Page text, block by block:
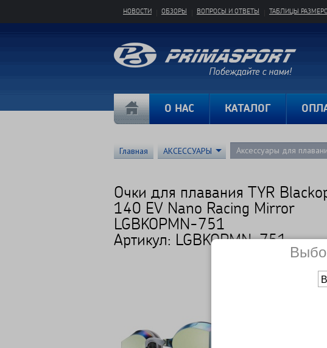
НОВОСТИ ОБЗОРЫ ВОПРОСЫ И ОТВЕТЫ ТАБЛИЦЫ
О НАС КАТАЛОГ
Главная АКСЕССУАРЫ Аксессуары для
Очки для плавания TYR
140 EV Nano Racing Mirror
LGBKOPMN-751
Артикул: LGBKOPMN-751